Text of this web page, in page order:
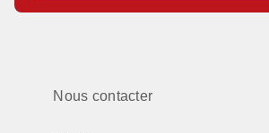
Nous contacter